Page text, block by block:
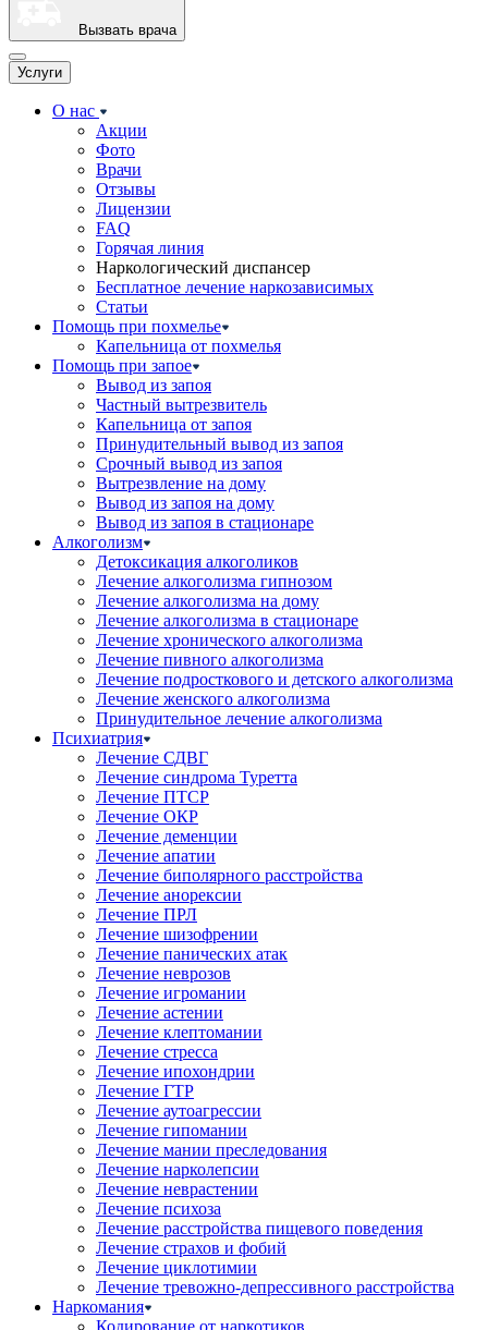
Вызвать врача
Услуги
О нас
Акции
Фото
Врачи
Отзывы
Лицензии
FAQ
Горячая линия
Наркологический диспансер
Бесплатное лечение наркозависимых
Статьи
Помощь при похмелье
Капельница от похмелья
Помощь при запое
Вывод из запоя
Частный вытрезвитель
Капельница от запоя
Принудительный вывод из запоя
Срочный вывод из запоя
Вытрезвление на дому
Вывод из запоя на дому
Вывод из запоя в стационаре
Алкоголизм
Детоксикация алкоголиков
Лечение алкоголизма гипнозом
Лечение алкоголизма на дому
Лечение алкоголизма в стационаре
Лечение хронического алкоголизма
Лечение пивного алкоголизма
Лечение подросткового и детского алкоголизма
Лечение женского алкоголизма
Принудительное лечение алкоголизма
Психиатрия
Лечение СДВГ
Лечение синдрома Туретта
Лечение ПТСР
Лечение ОКР
Лечение деменции
Лечение апатии
Лечение биполярного расстройства
Лечение анорексии
Лечение ПРЛ
Лечение шизофрении
Лечение панических атак
Лечение неврозов
Лечение игромании
Лечение астении
Лечение клептомании
Лечение стресса
Лечение ипохондрии
Лечение ГТР
Лечение аутоагрессии
Лечение гипомании
Лечение мании преследования
Лечение нарколепсии
Лечение неврастении
Лечение психоза
Лечение расстройства пищевого поведения
Лечение страхов и фобий
Лечение циклотимии
Лечение тревожно-депрессивного расстройства
Наркомания
Кодирование от наркотиков